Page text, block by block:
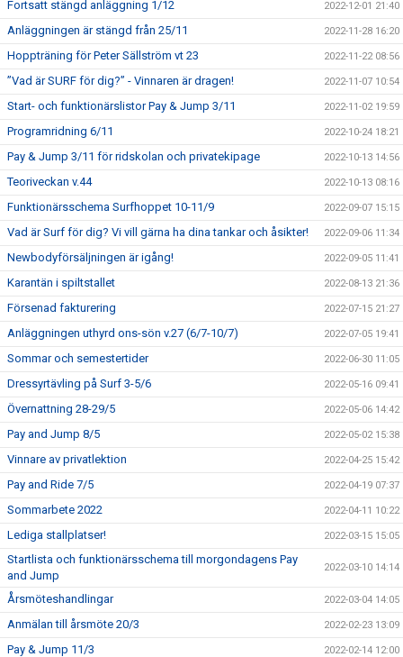
Fortsatt stängd anläggning 1/12 2022-12-01 21:40
Anläggningen är stängd från 25/11 2022-11-28 16:20
Hoppträning för Peter Sällström vt 23 2022-11-22 08:56
”Vad är SURF för dig?” - Vinnaren är dragen! 2022-11-07 10:54
Start- och funktionärslistor Pay & Jump 3/11 2022-11-02 19:59
Programridning 6/11 2022-10-24 18:21
Pay & Jump 3/11 för ridskolan och privatekipage 2022-10-13 14:56
Teoriveckan v.44 2022-10-13 08:16
Funktionärsschema Surfhoppet 10-11/9 2022-09-07 15:15
Vad är Surf för dig? Vi vill gärna ha dina tankar och åsikter! 2022-09-06 11:34
Newbodyförsäljningen är igång! 2022-09-05 11:41
Karantän i spiltstallet 2022-08-13 21:36
Försenad fakturering 2022-07-15 21:27
Anläggningen uthyrd ons-sön v.27 (6/7-10/7) 2022-07-05 19:41
Sommar och semestertider 2022-06-30 11:05
Dressyrtävling på Surf 3-5/6 2022-05-16 09:41
Övernattning 28-29/5 2022-05-06 14:42
Pay and Jump 8/5 2022-05-02 15:38
Vinnare av privatlektion 2022-04-25 15:42
Pay and Ride 7/5 2022-04-19 07:37
Sommarbete 2022 2022-04-11 10:22
Lediga stallplatser! 2022-03-15 15:05
Startlista och funktionärsschema till morgondagens Pay
and Jump
2022-03-10 14:14
Årsmöteshandlingar 2022-03-04 14:05
Anmälan till årsmöte 20/3 2022-02-23 13:09
Pay & Jump 11/3 2022-02-14 12:00